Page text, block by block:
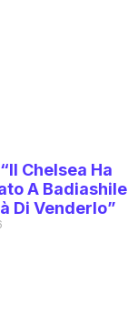
Chelsea Ha
A Badiashile
Di Venderlo”